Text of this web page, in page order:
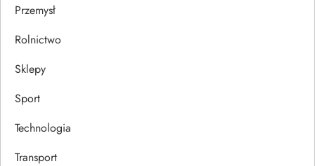
Przemysł
Rolnictwo
Sklepy
Sport
Technologia
Transport